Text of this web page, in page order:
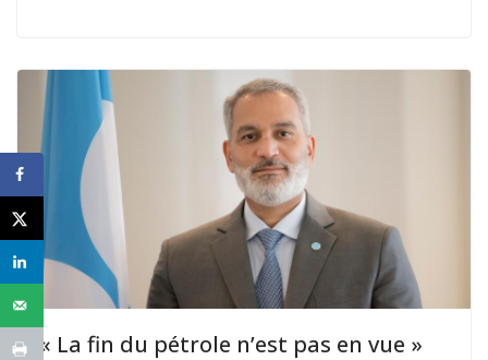
« La fin du pétrole n’est pas en vue »